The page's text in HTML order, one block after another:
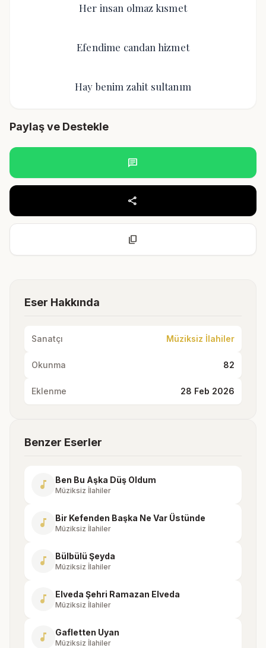
Her insan olmaz kısmet
Efendime candan hizmet
Hay benim zahit sultanım
Paylaş ve Destekle
chat
share
content_copy
Eser Hakkında
Sanatçı Müziksiz İlahiler
Okunma 82
Eklenme 28 Feb 2026
Benzer Eserler
music_note Ben Bu Aşka Düş Oldum
Müziksiz İlahiler
music_note Bir Kefenden Başka Ne Var Üstünde
Müziksiz İlahiler
music_note Bülbülü Şeyda
Müziksiz İlahiler
music_note Elveda Şehri Ramazan Elveda
Müziksiz İlahiler
music_note Gafletten Uyan
Müziksiz İlahiler